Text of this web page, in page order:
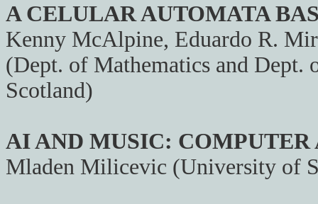
A CELULAR AUTOMATA
Kenny McAlpine, Eduardo R.
(Dept. of Mathematics and
Scotland)
AI AND MUSIC: COMPUTER
Mladen Milicevic (University of